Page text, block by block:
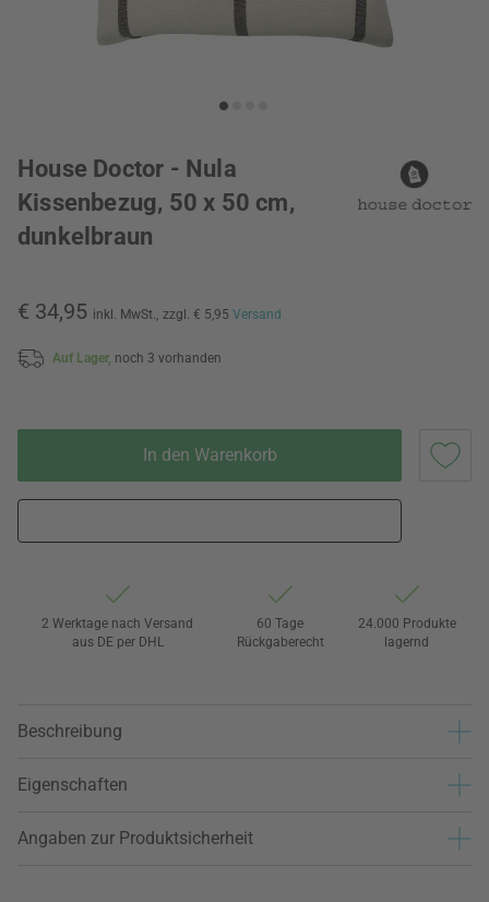
House Doctor - Nula
Kissenbezug, 50 x 50 cm,
dunkelbraun
€ 34,95 inkl. MwSt., zzgl. € 5,95 Versand
Auf Lager, noch 3 vorhanden
In den Warenkorb
2 Werktage nach Versand
aus DE per DHL
60 Tage
Rückgaberecht
24.000 Produkte
lagernd
Beschreibung
Eigenschaften
Angaben zur Produktsicherheit